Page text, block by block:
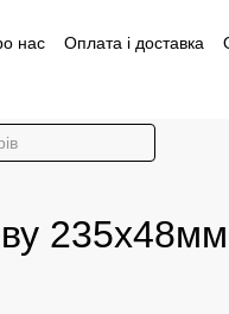
нас
Оплата і доставка